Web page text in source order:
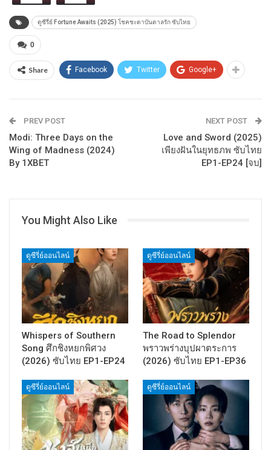
ดูซีรี่ย์ Fortune Awaits (2025) โชคชะตาบันดาลรัก ซับไทย
0
Share Facebook Twitter Google+
PREV POST
Modi: Three Days on the
Wing of Madness (2024)
By 1XBET
NEXT POST
Love and Sword (2025)
เพียงฝันในยุทธภพ ซับไทย
EP1-EP24 [จบ]
You Might Also Like
ดูซีรี่ย์ออนไลน์
Whispers of Southern
Song ศึกชิงหยกพิศวง
(2026) ซับไทย EP1-EP24
ดูซีรี่ย์ออนไลน์
The Road to Splendor
พราวพร่างบุปผาตระการ
(2026) ซับไทย EP1-EP36
ดูซีรี่ย์ออนไลน์ ดูซีรี่ย์ออนไลน์